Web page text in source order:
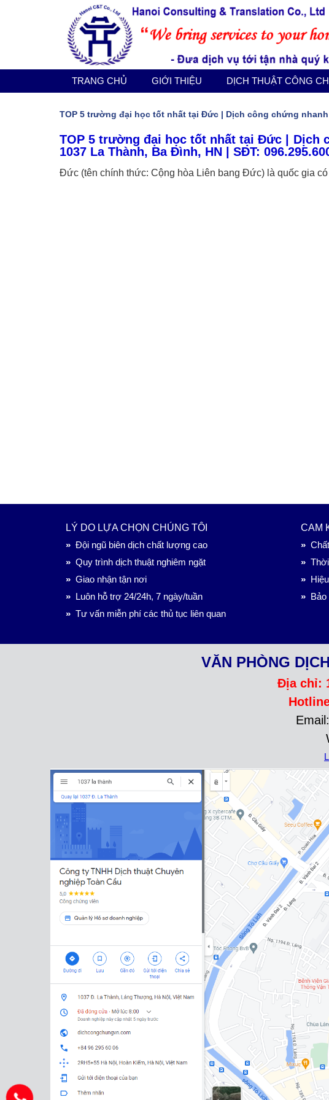
TRANG CHỦ
GIỚI THIỆU
DỊCH THUẬT CÔNG CHỨNG
DỊCH VỤ KHÁC
BÁO GIÁ
TIN TỨC
TRANG CHỦ GIỚI THIỆU DỊCH THUẬT CÔNG
TOP 5 trường đại học tốt nhất tại Đức | Dịch công chứng nhanh
TOP 5 trường đại học tốt nhất tại Đức | Dịch
1037 La Thành, Ba Đình, HN | SĐT:
Đức (tên chính thức: Cộng hòa Liên bang Đức) là quốc gia có
LÝ DO LỰA CHỌN CHÚNG TÔI
» Đội ngũ biên dịch chất lượng cao
» Quy trình dịch thuật nghiêm ngặt
» Giao nhận tận nơi
» Luôn hỗ trợ 24/24h, 7 ngày/tuần
» Tư vấn miễn phí các thủ tục liên quan
CAM
»
»
»
» Bảo
VĂN PHÒNG
Địa chỉ: